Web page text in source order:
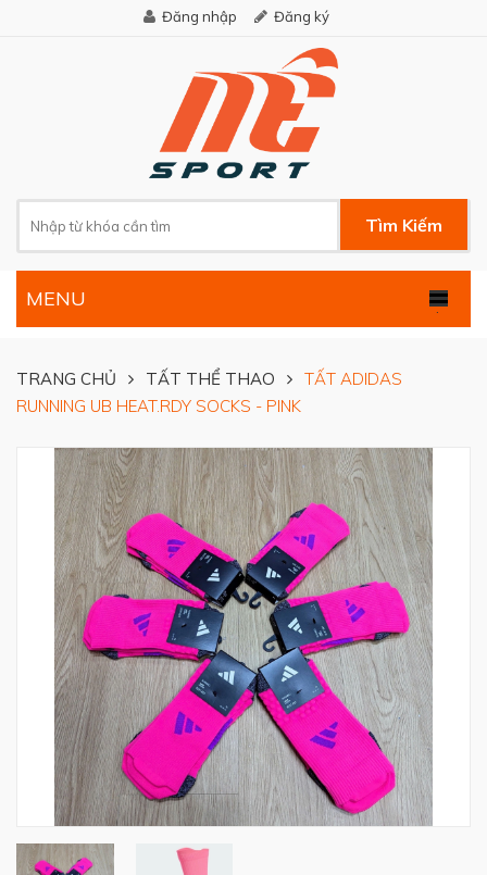
Đăng nhập Đăng ký
Tìm Kiếm
.
MENU
TRANG CHỦ TẤT THỂ THAO
TẤT ADIDAS
RUNNING UB HEAT.RDY SOCKS - PINK